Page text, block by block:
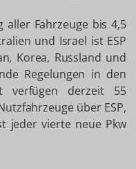
aller Fahrzeuge bis 4,5
und Israel ist ESP
Korea, Russland und
Regelungen in den
verfügen derzeit 55
über ESP,
jeder vierte neue Pkw